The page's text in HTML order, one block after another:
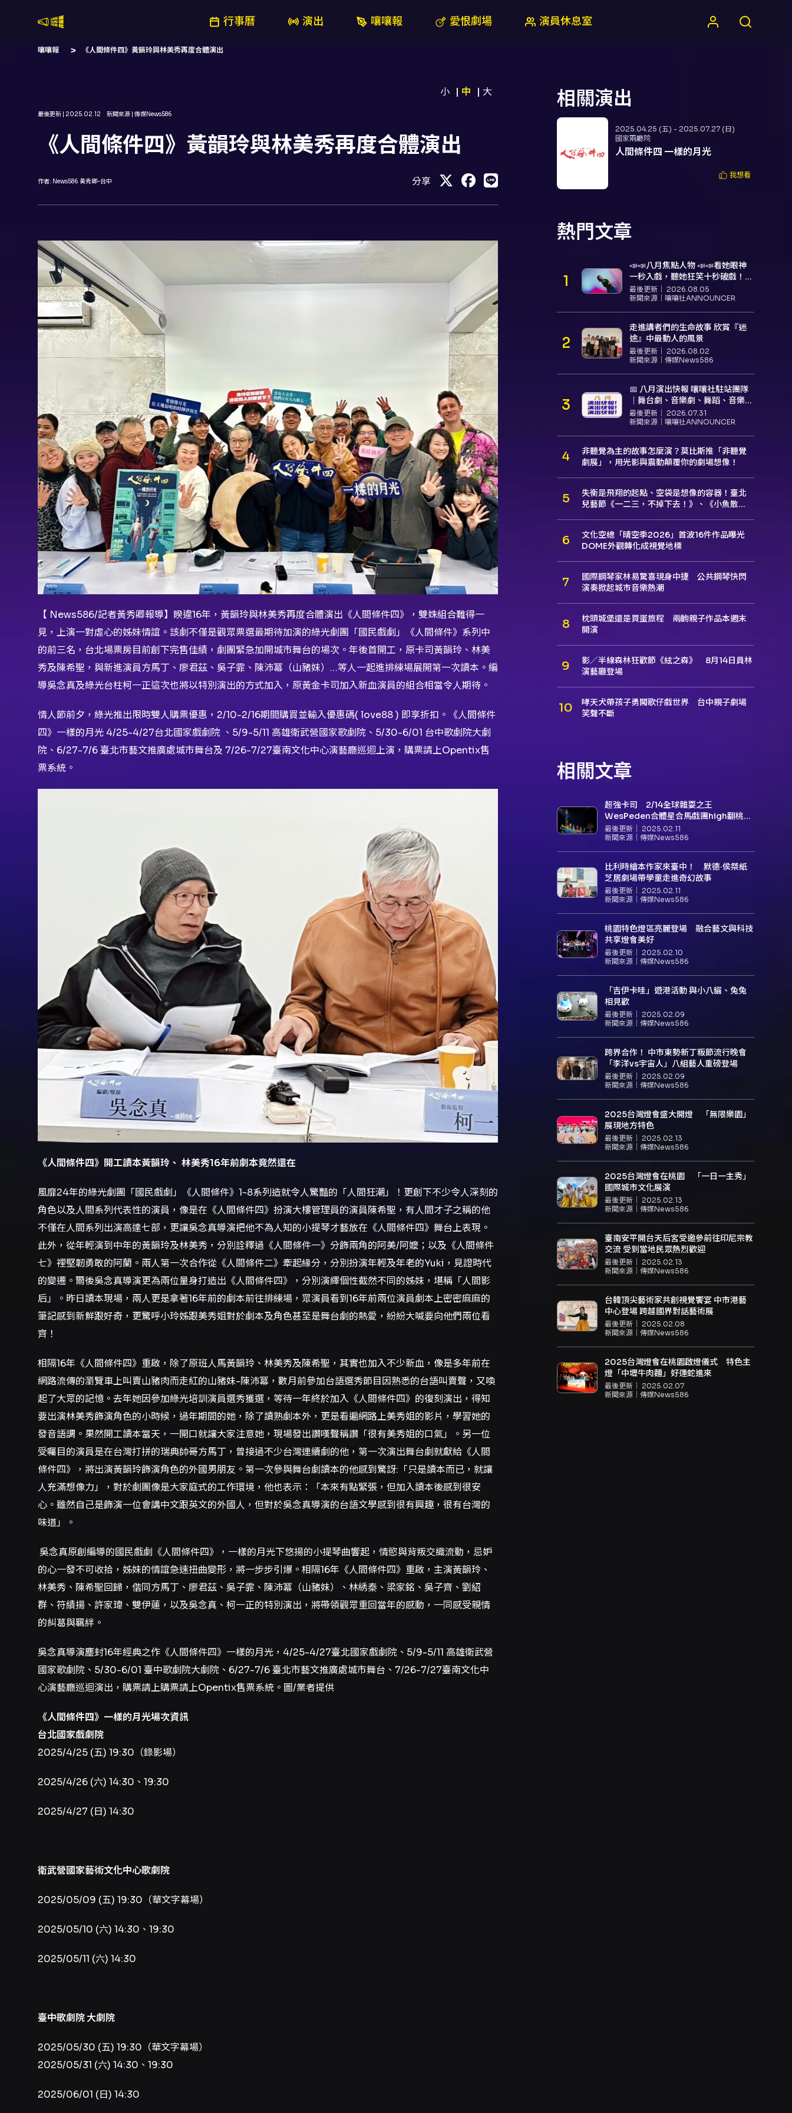
行事曆 演出 嚷嚷報 愛恨劇場 演員休息室
嚷嚷報 《人間條件四》黃韻玲與林美秀再度合體演出
小 中 大
最後更新 | 2025.02.12 新聞來源 | 傳媒News586
《人間條件四》黃韻玲與林美秀再度合體演出
作者: News586 黃秀卿-台中 分享
【 News586/記者黃秀卿報導】睽違16年，黃韻玲與林美秀再度合體演出《人間條件四》，雙姝組合難得一
見，上演一對虐心的姊妹情誼。該劇不僅是觀眾票選最期待加演的綠光劇團「國民戲劇」《人間條件》系列中
的前三名，台北場票房目前創下完售佳績，劇團緊急加開城市舞台的場次。年後首開工，原卡司黃韻玲、林美
秀及陳希聖，與新進演員方馬丁、廖君茲、吳子霏、陳沛冪（山豬妹）…等人一起進排練場展開第一次讀本。編
導吳念真及綠光台柱柯一正這次也將以特別演出的方式加入，原黃金卡司加入新血演員的組合相當令人期待。
情人節前夕，綠光推出限時雙人購票優惠，2/10-2/16期間購買並輸入優惠碼( love88 ) 即享折扣。《人間條件
四》一樣的月光 4/25-4/27台北國家戲劇院 、5/9-5/11 高雄衛武營國家歌劇院、5/30-6/01 台中歌劇院大劇
院、6/27-7/6 臺北市藝文推廣處城市舞台及 7/26-7/27臺南文化中心演藝廳巡迴上演，購票請上Opentix售
票系統。
《人間條件四》開工讀本黃韻玲 、 林美秀16年前劇本竟然還在
風靡24年的綠光劇團「國民戲劇」《人間條件》1~8系列造就令人驚豔的「人間狂潮」！更創下不少令人深刻的
角色以及人間系列代表性的演員，像是在《人間條件四》扮演大樓管理員的演員陳希聖，有人間才子之稱的他
不僅在人間系列出演高達七部，更讓吳念真導演把他不為人知的小提琴才藝放在《人間條件四》舞台上表現。
此外，從年輕演到中年的黃韻玲及林美秀，分別詮釋過《人間條件一》分飾兩角的阿美/阿嬤；以及《人間條件
七》裡堅韌勇敢的阿蘭。兩人第一次合作從《人間條件二》牽起緣分，分別扮演年輕及年老的Yuki，見證時代
的變遷。爾後吳念真導演更為兩位量身打造出《人間條件四》，分別演繹個性截然不同的姊妹，堪稱「人間影
后」。昨日讀本現場，兩人更是拿著16年前的劇本前往排練場，眾演員看到16年前兩位演員劇本上密密麻麻的
筆記感到新鮮跟好奇，更驚呼小玲姊跟美秀姐對於劇本及角色甚至是舞台劇的熱愛，紛紛大喊要向他們兩位看
齊！
相隔16年《人間條件四》重啟，除了原班人馬黃韻玲、林美秀及陳希聖，其實也加入不少新血，像是多年前在
網路流傳的瀏覽車上叫賣山豬肉而走紅的山豬妹-陳沛冪，數月前參加台語選秀節目因熟悉的台語叫賣聲，又喚
起了大眾的記憶。去年她因參加綠光培訓演員選秀獲選，等待一年終於加入《人間條件四》的復刻演出，得知
要出演林美秀飾演角色的小時候，過年期間的她，除了讀熟劇本外，更是看遍網路上美秀姐的影片，學習她的
發音語調。果然開工讀本當天，一開口就讓大家注意她，現場發出讚嘆聲稱讚「很有美秀姐的口氣」。另一位
受囑目的演員是在台灣打拼的瑞典帥哥方馬丁，曾接過不少台灣連續劇的他，第一次演出舞台劇就獻給《人間
條件四》，將出演黃韻玲飾演角色的外國男朋友。第一次參與舞台劇讀本的他感到驚訝:「只是讀本而已，就讓
人充滿想像力」，對於劇團像是大家庭式的工作環境，他也表示：「本來有點緊張，但加入讀本後感到很安
心。雖然自己是飾演一位會講中文跟英文的外國人，但對於吳念真導演的台語文學感到很有興趣，很有台灣的
味道」。
吳念真原創編導的國民戲劇《人間條件四》，一樣的月光下悠揚的小提琴曲響起，情慾與背叛交織流動，忌妒
的心一發不可收拾，姊妹的情誼急速扭曲變形，將一步步引爆。相隔16年《人間條件四》重啟，主演黃韻玲、
林美秀、陳希聖回歸，偕同方馬丁、廖君茲、吳子霏、陳沛冪（山豬妹）、林綉秦、梁家銘、吳子齊、劉紹
群、符績揚、許家瑋、雙伊蓮，以及吳念真、柯一正的特別演出，將帶領觀眾重回當年的感動，一同感受親情
的糾葛與羈絆。
吳念真導演塵封16年經典之作《人間條件四》一樣的月光，4/25-4/27臺北國家戲劇院、5/9-5/11 高雄衛武營
國家歌劇院、5/30-6/01 臺中歌劇院大劇院、6/27-7/6 臺北市藝文推廣處城市舞台、7/26-7/27臺南文化中
心演藝廳巡迴演出，購票請上購票請上Opentix售票系統。圖/業者提供
《人間條件四》一樣的月光場次資訊
台北國家戲劇院
2025/4/25 (五) 19:30（錄影場）
2025/4/26 (六) 14:30、19:30
2025/4/27 (日) 14:30
衛武營國家藝術文化中心歌劇院
2025/05/09 (五) 19:30（華文字幕場）
2025/05/10 (六) 14:30、19:30
2025/05/11 (六) 14:30
臺中歌劇院 大劇院
2025/05/30 (五) 19:30（華文字幕場）
2025/05/31 (六) 14:30、19:30
2025/06/01 (日) 14:30
相關演出
2025.04.25 (五) - 2025.07.27 (日)
國家兩廳院
人間條件四 一樣的月光
我想看
熱門文章
📣📣八月焦點人物 📣📣看她眼神
一秒入戲，聽她狂笑十秒破戲！
孝女宋國珍 v.s. 笑女張擎佳：本是
同根生，相約壓車別太急
最後更新｜ 2026.08.05
新聞來源｜ 嚷嚷社ANNOUNCER
走進講者們的生命故事 欣賞『迷
途』中最動人的風景
最後更新｜ 2026.08.02
新聞來源｜ 傳媒News586
📅 八月演出快報 嚷嚷社駐站團隊
｜舞台劇、音樂劇、舞蹈、音樂推
薦
最後更新｜ 2026.07.31
新聞來源｜ 嚷嚷社ANNOUNCER
非聽覺為主的故事怎麼演？莫比斯推「非聽覺
劇展」，用光影與震動顛覆你的劇場想像！
失衡是飛翔的起點、空袋是想像的容器！臺北
兒藝節《一二三，不掉下去！》、《小魚散
文化空總「晴空季2026」首波16件作品曝光
DOME外觀轉化成視覺地標
國際鋼琴家林易驚喜現身中捷 公共鋼琴快閃
演奏掀起城市音樂熱潮
枕頭城堡還是買蛋旅程 兩齣親子作品本週末
開演
影／半線森林狂歡節《絃之森》 8月14日員林
演藝廳登場
哮天犬帶孩子勇闖歌仔戲世界 台中親子劇場
笑聲不斷
相關文章
超強卡司 2/14全球雜耍之王
WesPeden合體星合馬戲團high翻桃園
臺灣燈會
最後更新｜ 2025.02.11
新聞來源｜ 傳媒News586
比利時繪本作家來臺中！ 默德·侯桀紙
芝居劇場帶學童走進奇幻故事
最後更新｜ 2025.02.11
新聞來源｜ 傳媒News586
桃園特色燈區亮麗登場 融合藝文與科技
共享燈會美好
最後更新｜ 2025.02.10
新聞來源｜ 傳媒News586
「吉伊卡哇」遊港活動 與小八貓、兔兔
相見歡
最後更新｜ 2025.02.09
新聞來源｜ 傳媒News586
跨界合作！ 中市東勢新丁粄節流行晚會
「李洋vs宇宙人」八組藝人重磅登場
最後更新｜ 2025.02.09
新聞來源｜ 傳媒News586
2025台灣燈會盛大開燈 「無限樂園」
展現地方特色
最後更新｜ 2025.02.13
新聞來源｜ 傳媒News586
2025台灣燈會在桃園 「一日一主秀」
國際城市文化展演
最後更新｜ 2025.02.13
新聞來源｜ 傳媒News586
臺南安平開台天后宮受邀參前往印尼宗教
交流 受到當地民眾熱烈歡迎
最後更新｜ 2025.02.13
新聞來源｜ 傳媒News586
台韓頂尖藝術家共創視覺饗宴 中市港藝
中心登場 跨越國界對話藝術展
最後更新｜ 2025.02.08
新聞來源｜ 傳媒News586
2025台灣燈會在桃園啟燈儀式 特色主
燈「中壢牛肉麵」好運蛇進來
最後更新｜ 2025.02.07
新聞來源｜ 傳媒News586